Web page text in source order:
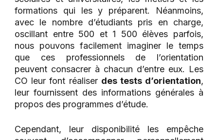
formations qui les y préparent. Néanmoins,
avec le nombre d’étudiants pris en charge,
oscillant entre 500 et 1 500 élèves parfois,
nous pouvons facilement imaginer le temps
que ces professionnels de l’orientation
peuvent consacrer à chacun d’entre eux. Les
CO leur font réaliser des tests d’orientation,
leur fournissent des informations générales à
propos des programmes d’étude.
Cependant, leur disponibilité les empêche